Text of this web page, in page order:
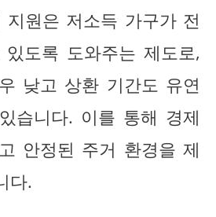
원은 저소득 가구가 전
도록 도와주는 제도로,
낮고 상환 기간도 유연
습니다. 이를 통해 경제
안정된 주거 환경을 제
다.